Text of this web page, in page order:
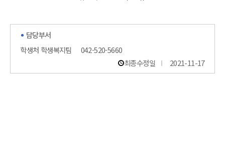
담당부서
학생처 학생복지팀
042-520-5660
최종수정일
2021-11-17